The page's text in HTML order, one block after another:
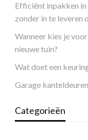
Efficiënt inpakken
zonder in te leveren
Wanneer kies je
nieuwe tuin?
Wat doet een
Garage
Categorieën